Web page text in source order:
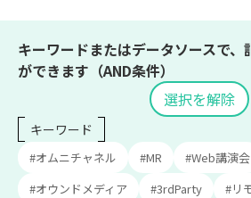
キーワードまたはデータソースで、
ができます（AND条件）
選択を解除
キーワード
#オムニチャネル #MR
#Web講演会
#オウンドメディア
#3rdParty
#リ